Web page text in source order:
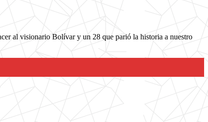
al visionario Bolívar y un 28 que parió la historia a nuestro